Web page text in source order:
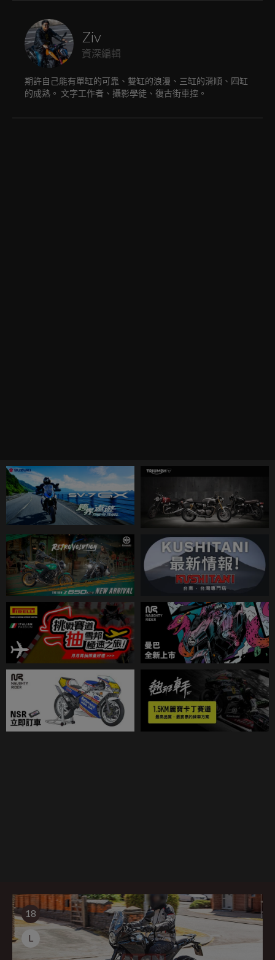
Ziv
資深編輯
期許自己能有單缸的可靠、雙缸的浪漫、三缸的滑順、四缸
的成熟。 文字工作者、攝影學徒、復古街車控。
18
L